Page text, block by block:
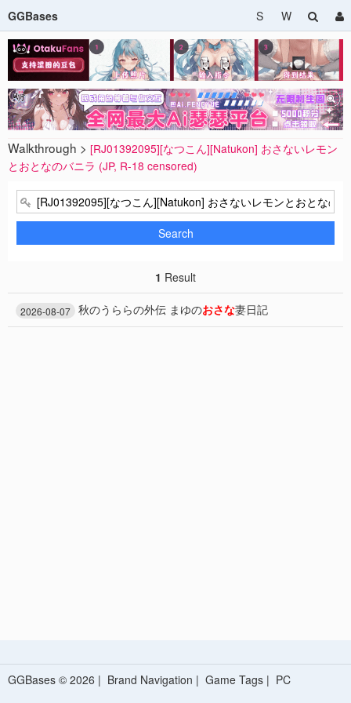
GGBases S W
Walkthrough > [RJ01392095][なつこん][Natukon] おさないレモン
とおとなのバニラ (JP, R-18 censored)
Search
1 Result
2026-08-07 秋のうららの外伝 まゆのおさな妻日記
GGBases © 2026 | Brand Navigation | Game Tags | PC